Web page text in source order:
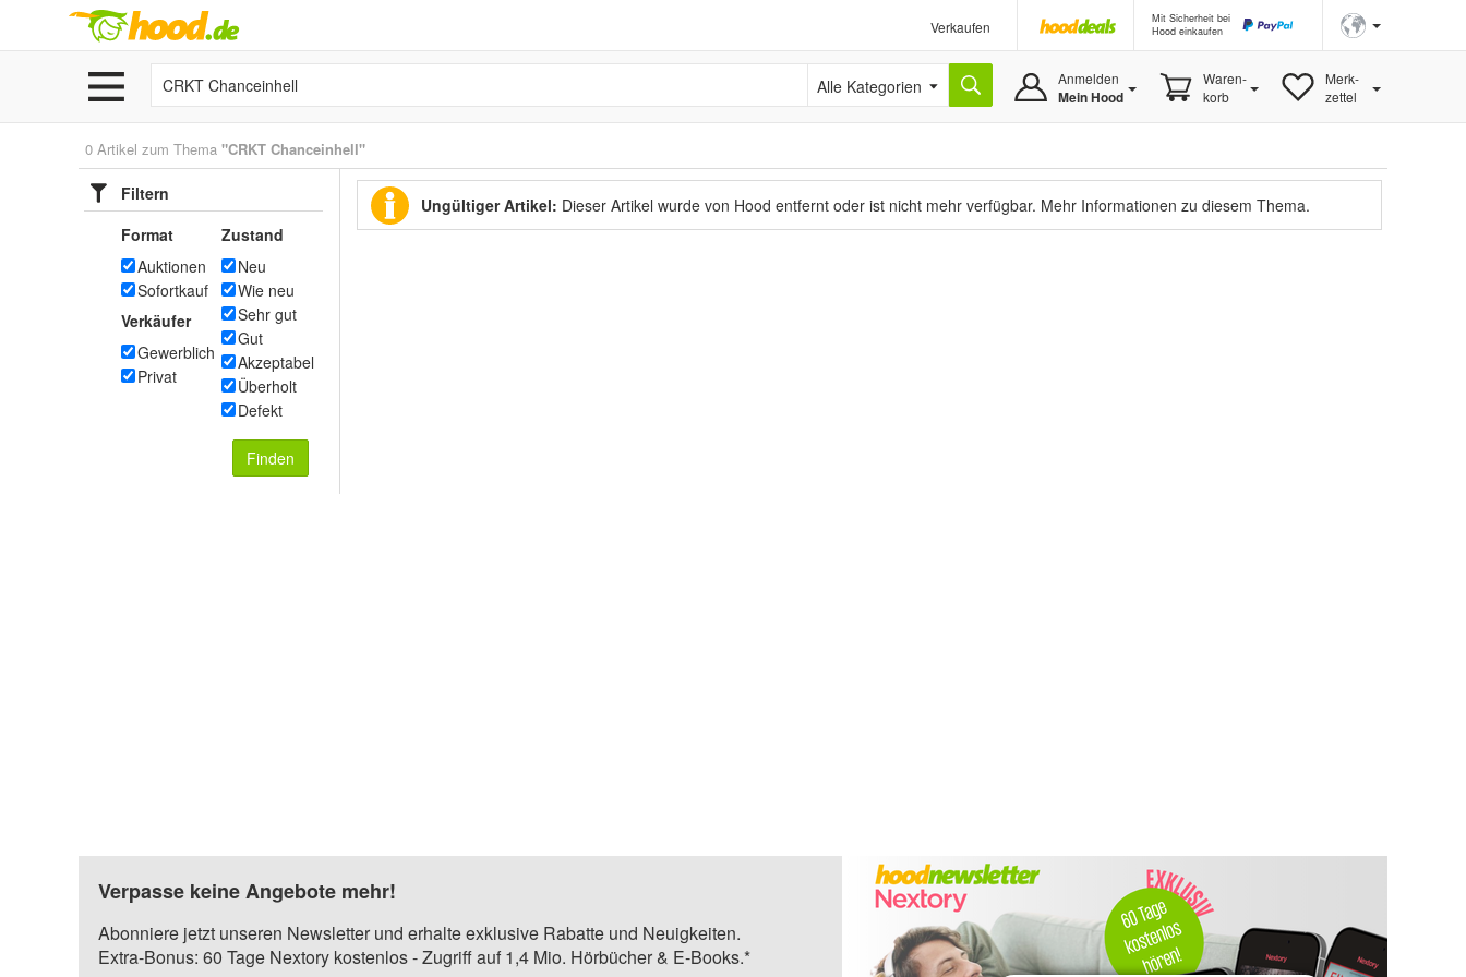
Verkaufen
Mit Sicherheit bei
Hood einkaufen
Alle Kategorien Anmelden
Mein Hood
Waren-
korb
Merk-
zettel
0 Artikel zum Thema "CRKT Chanceinhell"
Filtern
Format
Auktionen
Sofortkauf
Verkäufer
Gewerblich
Privat
Zustand
Neu
Wie neu
Sehr gut
Gut
Akzeptabel
Überholt
Defekt
Finden
Ungültiger Artikel: Dieser Artikel wurde von Hood entfernt oder ist nicht mehr verfügbar. Mehr Informationen zu diesem Thema.
Verpasse keine Angebote mehr!
Abonniere jetzt unseren Newsletter und erhalte exklusive Rabatte und Neuigkeiten.
Extra-Bonus: 60 Tage Nextory kostenlos - Zugriff auf 1,4 Mio. Hörbücher & E-Books.*